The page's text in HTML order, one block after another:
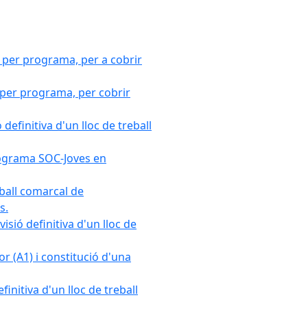
programa, per a cobrir
programa, per cobrir
definitiva d'un lloc de treball
SOC-Joves en
comarcal de
definitiva d'un lloc de
(A1) i constitució d'una
d'un lloc de treball